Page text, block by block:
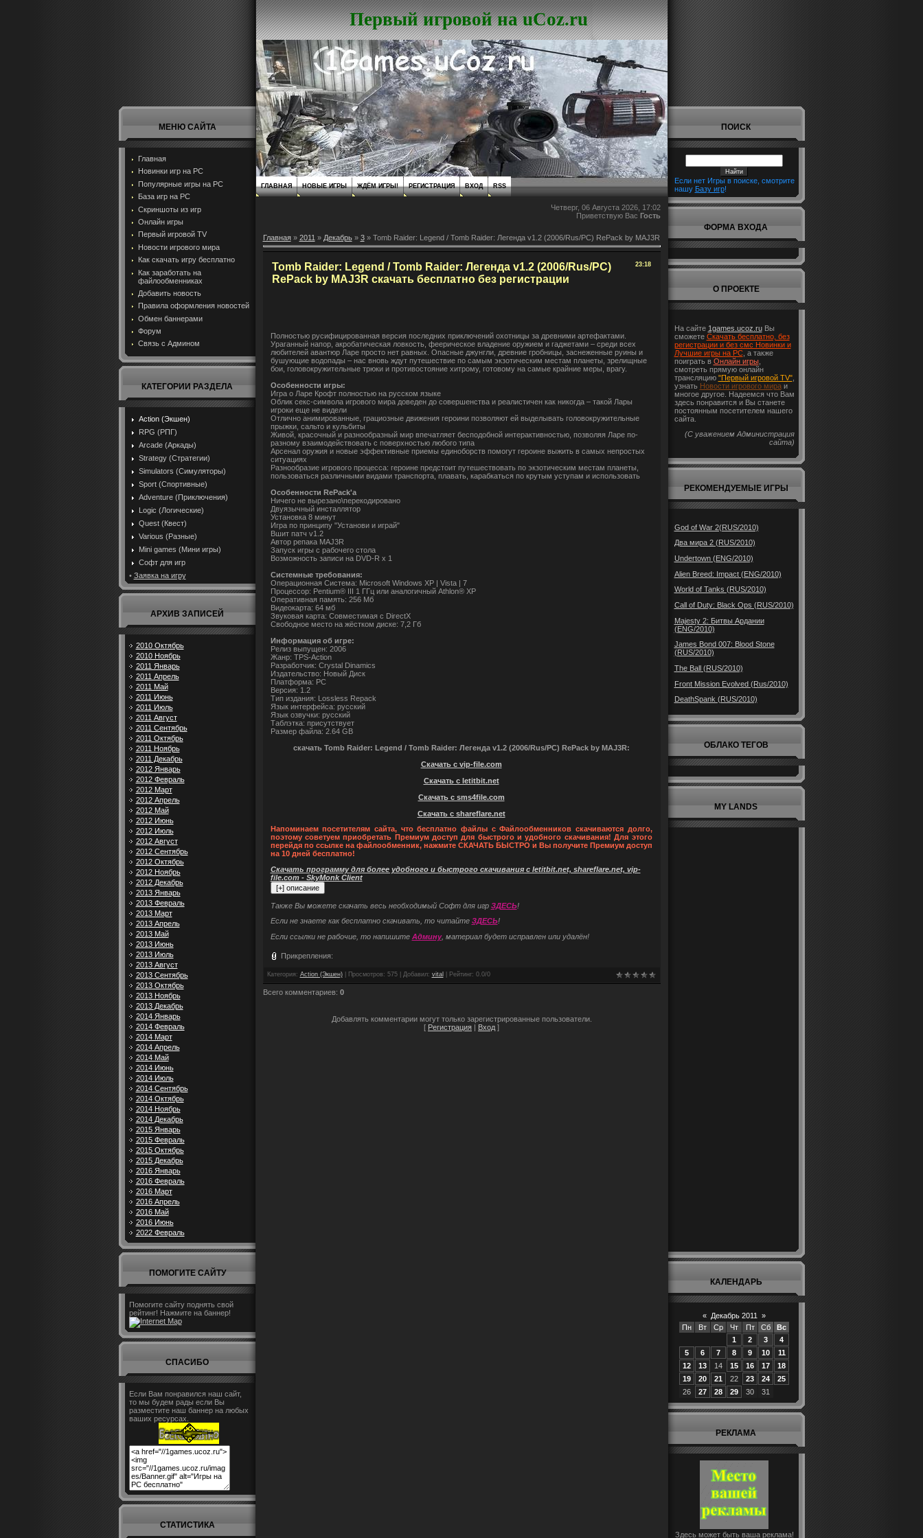
МЕНЮ САЙТА
Главная
Новинки игр на PC
Популярные игры на PC
База игр на РС
Скриншоты из игр
Онлайн игры
Первый игровой TV
Новости игрового мира
Как скачать игру бесплатно
Как заработать на
файлообменниках
Добавить новость
Правила оформления новостей
Обмен баннерами
Форум
Связь с Админом
КАТЕГОРИИ РАЗДЕЛА
Action (Экшен)
RPG (РПГ)
Arcade (Аркады)
Strategy (Стратегии)
Simulators (Симуляторы)
Sport (Спортивные)
Adventure (Приключения)
Logic (Логические)
Quest (Квест)
Various (Разные)
Mini games (Мини игры)
Софт для игр
• Заявка на игру
АРХИВ ЗАПИСЕЙ
2010 Октябрь
2010 Ноябрь
2011 Январь
2011 Апрель
2011 Май
2011 Июнь
2011 Июль
2011 Август
2011 Сентябрь
2011 Октябрь
2011 Ноябрь
2011 Декабрь
2012 Январь
2012 Февраль
2012 Март
2012 Апрель
2012 Май
2012 Июнь
2012 Июль
2012 Август
2012 Сентябрь
2012 Октябрь
2012 Ноябрь
2012 Декабрь
2013 Январь
2013 Февраль
2013 Март
2013 Апрель
2013 Май
2013 Июнь
2013 Июль
2013 Август
2013 Сентябрь
2013 Октябрь
2013 Ноябрь
2013 Декабрь
2014 Январь
2014 Февраль
2014 Март
2014 Апрель
2014 Май
2014 Июнь
2014 Июль
2014 Сентябрь
2014 Октябрь
2014 Ноябрь
2014 Декабрь
2015 Январь
2015 Февраль
2015 Октябрь
2015 Декабрь
2016 Январь
2016 Февраль
2016 Март
2016 Апрель
2016 Май
2016 Июнь
2022 Февраль
ПОМОГИТЕ САЙТУ
Помогите сайту поднять свой
рейтинг! Нажмите на баннер!
СПАСИБО
Если Вам понравился наш сайт,
то мы будем рады если Вы
разместите наш баннер на любых
ваших ресурсах.
СТАТИСТИКА
Первый игровой на uCoz.ru
ГЛАВНАЯ НОВЫЕ ИГРЫ ЖДЁМ ИГРЫ! РЕГИСТРАЦИЯ ВХОД RSS
Четверг, 06 Августа 2026, 17:02
Приветствую Вас Гость
Главная» 2011 » Декабрь » 3» Tomb Raider: Legend / Tomb Raider: Легенда v1.2 (2006/Rus/PC) RePack by MAJ3R
23:18
Tomb Raider: Legend / Tomb Raider: Легенда v1.2 (2006/Rus/PC)
RePack by MAJ3R скачать бесплатно без регистрации
Полностью русифицированная версия последних приключений охотницы за древними артефактами.
Ураганный напор, акробатическая ловкость, феерическое владение оружием и гаджетами – среди всех
любителей авантюр Ларе просто нет равных. Опасные джунгли, древние гробницы, заснеженные руины и
бушующие водопады – нас вновь ждут путешествие по самым экзотическим местам планеты, зрелищные
бои, головокружительные трюки и противостояние хитрому, готовому на самые крайние меры, врагу.
Особенности игры:
Игра о Ларе Крофт полностью на русском языке
Облик секс-символа игрового мира доведен до совершенства и реалистичен как никогда – такой Лары
игроки еще не видели
Отлично анимированные, грациозные движения героини позволяют ей выделывать головокружительные
прыжки, сальто и кульбиты
Живой, красочный и разнообразный мир впечатляет бесподобной интерактивностью, позволяя Ларе по-
разному взаимодействовать с поверхностью любого типа
Арсенал оружия и новые эффективные приемы единоборств помогут героине выжить в самых непростых
ситуациях
Разнообразие игрового процесса: героине предстоит путешествовать по экзотическим местам планеты,
пользоваться различными видами транспорта, плавать, карабкаться по крутым уступам и использовать
Особенности RePack'a
Ничего не вырезано\перекодировано
Двуязычный инсталлятор
Установка 8 минут
Игра по принципу "Установи и играй"
Вшит патч v1.2
Автор репака MAJ3R
Запуск игры с рабочего стола
Возможность записи на DVD-R x 1
Системные требования:
Операционная Система: Microsoft Windows XP | Vista | 7
Процессор: Pentium® III 1 ГГц или аналогичный Athlon® ХР
Оперативная память: 256 Мб
Видеокарта: 64 мб
Звуковая карта: Cовместимая с DirectX
Свободное место на жёстком диске: 7,2 Гб
Информация об игре:
Релиз выпущен: 2006
Жанр: TPS-Action
Разработчик: Crystal Dinamics
Издательство: Новый Диск
Платформа: PC
Версия: 1.2
Тип издания: Lossless Repack
Язык интерфейса: русский
Язык озвучки: русский
Таблэтка: присутствует
Размер файла: 2.64 GB
скачать Tomb Raider: Legend / Tomb Raider: Легенда v1.2 (2006/Rus/PC) RePack by MAJ3R:
Скачать с vip-file.com
Скачать с letitbit.net
Скачать с sms4file.com
Скачать с shareflare.net
Напоминаем посетителям сайта, что бесплатно файлы с Файлообменников скачиваются долго,
поэтому советуем приобретать Премиум доступ для быстрого и удобного скачивания! Для этого
перейдя по ссылке на файлообменник, нажмите СКАЧАТЬ БЫСТРО и Вы получите Премиум доступ
на 10 дней бесплатно!
Скачать программу для более удобного и быстрого скачивания с letitbit.net, shareflare.net, vip-
file.com - SkyMonk Client
Также Вы можете скачать весь необходимый Софт для игр ЗДЕСЬ!
Если не знаете как бесплатно скачивать, то читайте ЗДЕСЬ!
Если ссылки не рабочие, то напишите Админу, материал будет исправлен или удалён!
Прикрепления:
Категория : Action (Экшен)| Просмотров: 575 | Добавил: vital Рейтинг: 0.0/0
Всего комментариев: 0
Добавлять комментарии могут только зарегистрированные пользователи.
[ Регистрация | Вход ]
ПОИСК
Если нет Игры в поиске, смотрите
нашу Базу игр!
ФОРМА ВХОДА
О ПРОЕКТЕ
На сайте 1games.ucoz.ruВы
сможете Скачать бесплатно, без
регистрации и без смс Новинки и
Лучшие игры на PC, а также
поиграть в Онлайн игры,
смотреть прямую онлайн
трансляцию "Первый игровой TV",
узнать Новости игрового мираи
многое другое. Надеемся что Вам
здесь понравится и Вы станете
постоянным посетителем нашего
сайта.
(С уважением Администрация
сайта)
РЕКОМЕНДУЕМЫЕ ИГРЫ
God of War 2(RUS/2010)
Два мира 2 (RUS/2010)
Undertown (ENG/2010)
Alien Breed: Impact (ENG/2010)
World of Tanks (RUS/2010)
Call of Duty: Black Ops (RUS/2010)
Majesty 2: Битвы Ардании
(ENG/2010)
James Bond 007: Blood Stone
(RUS/2010)
The Ball (RUS/2010)
Front Mission Evolved (Rus/2010)
DeathSpank (RUS/2010)
ОБЛАКО ТЕГОВ
MY LANDS
КАЛЕНДАРЬ
« Декабрь 2011
»
Пн
Вт Ср Чт Пт Сб
Вс
1
2 3
4
5
6 7 8 9 10
11
12
13 14 15 16 17
18
19
20 21 22 23 24
25
26
27 28 29 30 31
РЕКЛАМА
Здесь может быть ваша реклама!